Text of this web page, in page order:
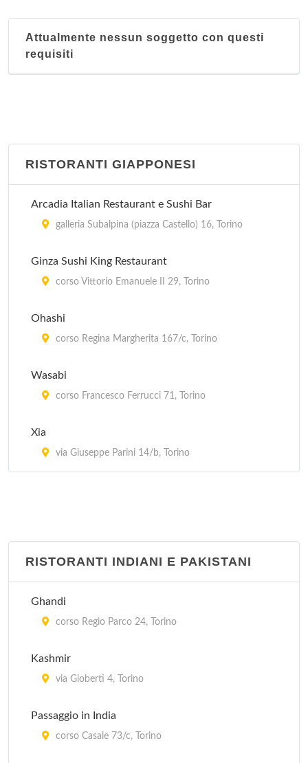
Attualmente nessun soggetto con questi
requisiti
RISTORANTI GIAPPONESI
Arcadia Italian Restaurant e Sushi Bar
galleria Subalpina (piazza Castello) 16, Torino
Ginza Sushi King Restaurant
corso Vittorio Emanuele II 29, Torino
Ohashi
corso Regina Margherita 167/c, Torino
Wasabi
corso Francesco Ferrucci 71, Torino
Xia
via Giuseppe Parini 14/b, Torino
RISTORANTI INDIANI E PAKISTANI
Ghandi
corso Regio Parco 24, Torino
Kashmir
via Gioberti 4, Torino
Passaggio in India
corso Casale 73/c, Torino